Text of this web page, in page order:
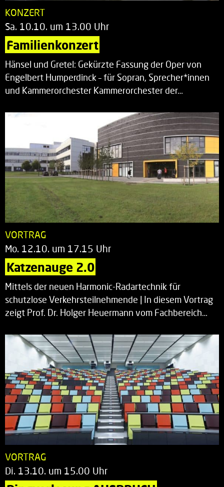
KONZERT
Sa. 10.10. um 13.00 Uhr
Familienkonzert
Hänsel und Gretel: Gekürzte Fassung der Oper von
Engelbert Humperdinck – für Sopran, Sprecher*innen
und Kammerorchester Kammerorchester der…
VORTRAG
Mo. 12.10. um 17.15 Uhr
Katzenauge 2.0
Mittels der neuen Harmonic-Radartechnik für
schutzlose Verkehrsteilnehmende | In diesem Vortrag
zeigt Prof. Dr. Holger Heuermann vom Fachbereich…
VORTRAG
Di. 13.10. um 15.00 Uhr